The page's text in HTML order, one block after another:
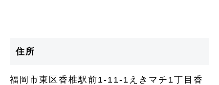
住所
福岡市東区香椎駅前1-11-1えきマチ1丁目香